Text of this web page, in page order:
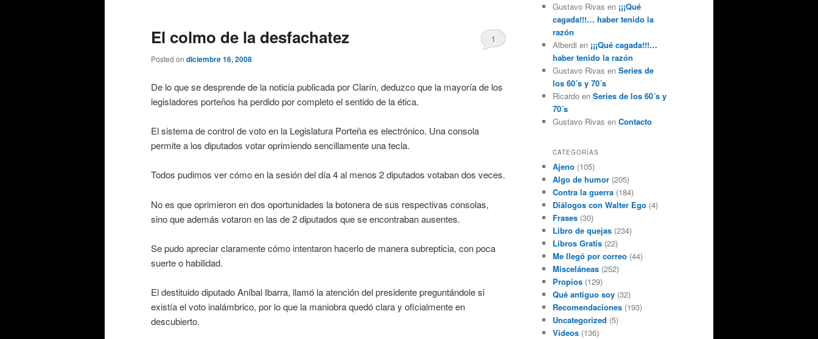
El colmo de la desfachatez
Posted on diciembre 16, 2008
1
De lo que se desprende de la noticia publicada por Clarín, deduzco que la mayoría de los
legisladores porteños ha perdido por completo el sentido de la ética.
El sistema de control de voto en la Legislatura Porteña es electrónico. Una consola
permite a los diputados votar oprimiendo sencillamente una tecla.
Todos pudimos ver cómo en la sesión del día 4 al menos 2 diputados votaban dos veces.
No es que oprimieron en dos oportunidades la botonera de sus respectivas consolas,
sino que además votaron en las de 2 diputados que se encontraban ausentes.
Se pudo apreciar claramente cómo intentaron hacerlo de manera subrepticia, con poca
suerte o habilidad.
El destituido diputado Aníbal Ibarra, llamó la atención del presidente preguntándole si
existía el voto inalámbrico, por lo que la maniobra quedó clara y oficialmente en
descubierto.
Gustavo Rivas en ¡¡¡Qué
cagada!!!… haber tenido la
razón
Alberdi en ¡¡¡Qué cagada!!!…
haber tenido la razón
Gustavo Rivas en Series de
los 60´s y 70´s
Ricardo en Series de los 60´s y
70´s
Gustavo Rivas en Contacto
CATEGORÍAS
Ajeno (105)
Algo de humor (205)
Contra la guerra (184)
Diálogos con Walter Ego (4)
Frases (30)
Libro de quejas (234)
Libros Gratis (22)
Me llegó por correo (44)
Misceláneas (252)
Propios (129)
Qué antiguo soy (32)
Recomendaciones (193)
Uncategorized (5)
Videos (136)